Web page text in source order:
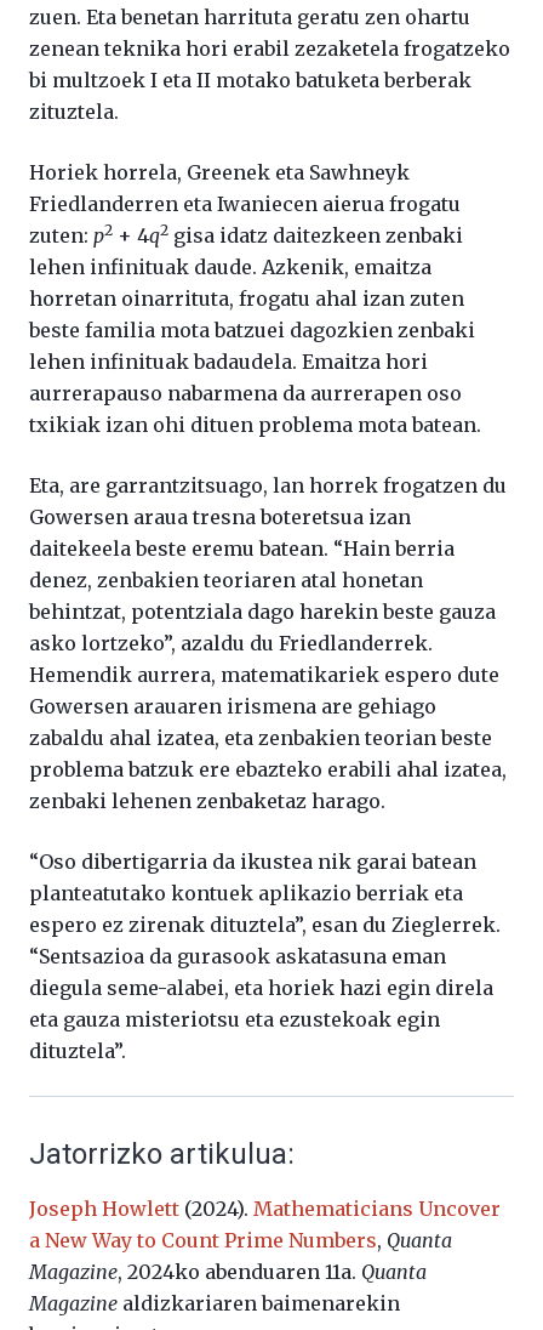
zuen. Eta benetan harrituta geratu zen ohartu
zenean teknika hori erabil zezaketela frogatzeko
bi multzoek I eta II motako batuketa berberak
zituztela.
Horiek horrela, Greenek eta Sawhneyk
Friedlanderren eta Iwaniecen aierua frogatu
zuten: p2 + 4q2 gisa idatz daitezkeen zenbaki
lehen infinituak daude. Azkenik, emaitza
horretan oinarrituta, frogatu ahal izan zuten
beste familia mota batzuei dagozkien zenbaki
lehen infinituak badaudela. Emaitza hori
aurrerapauso nabarmena da aurrerapen oso
txikiak izan ohi dituen problema mota batean.
Eta, are garrantzitsuago, lan horrek frogatzen du
Gowersen araua tresna boteretsua izan
daitekeela beste eremu batean. “Hain berria
denez, zenbakien teoriaren atal honetan
behintzat, potentziala dago harekin beste gauza
asko lortzeko”, azaldu du Friedlanderrek.
Hemendik aurrera, matematikariek espero dute
Gowersen arauaren irismena are gehiago
zabaldu ahal izatea, eta zenbakien teorian beste
problema batzuk ere ebazteko erabili ahal izatea,
zenbaki lehenen zenbaketaz harago.
“Oso dibertigarria da ikustea nik garai batean
planteatutako kontuek aplikazio berriak eta
espero ez zirenak dituztela”, esan du Zieglerrek.
“Sentsazioa da gurasook askatasuna eman
diegula seme-alabei, eta horiek hazi egin direla
eta gauza misteriotsu eta ezustekoak egin
dituztela”.
Jatorrizko artikulua:
Joseph Howlett (2024). Mathematicians Uncover
a New Way to Count Prime Numbers, Quanta
Magazine, 2024ko abenduaren 11a. Quanta
Magazine aldizkariaren baimenarekin